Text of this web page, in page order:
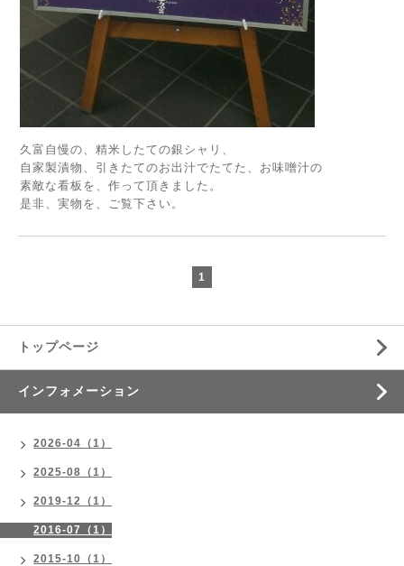
久富自慢の、精米したての銀シャリ、
自家製漬物、引きたてのお出汁でたてた、お味噌汁の
素敵な看板を、作って頂きました。
是非、実物を、ご覧下さい。
1
トップページ
インフォメーション
2026-04（1）
2025-08（1）
2019-12（1）
2016-07（1）
2015-10（1）